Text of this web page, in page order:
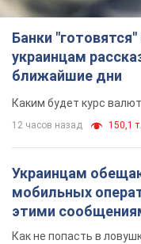
Банки
украинцам
ближайшие дни
Каким будет курс
12 часов назад 150,1 т.
Украинцам
мобильных
этими
Как не попасть в